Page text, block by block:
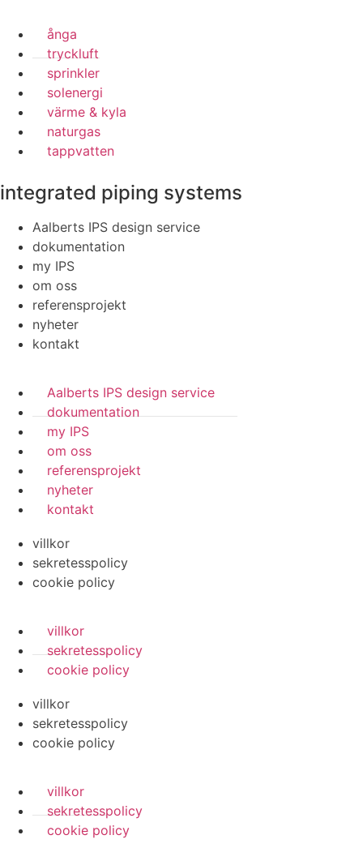
ånga
tryckluft
sprinkler
solenergi
värme & kyla
naturgas
tappvatten
integrated piping systems
Aalberts IPS design service
dokumentation
my IPS
om oss
referensprojekt
nyheter
kontakt
Aalberts IPS design service
dokumentation
my IPS
om oss
referensprojekt
nyheter
kontakt
villkor
sekretesspolicy
cookie policy
villkor
sekretesspolicy
cookie policy
villkor
sekretesspolicy
cookie policy
villkor
sekretesspolicy
cookie policy